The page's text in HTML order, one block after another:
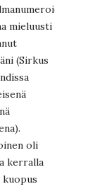
mieluusti
(Sirkus
oli
kerralla
kuopus